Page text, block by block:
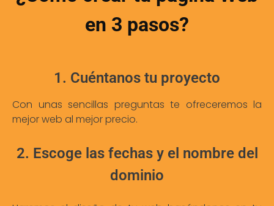
en 3 pasos?
1. Cuéntanos tu proyecto
Con unas sencillas preguntas te ofreceremos la
mejor web al mejor precio.
2. Escoge las fechas y el nombre del
dominio